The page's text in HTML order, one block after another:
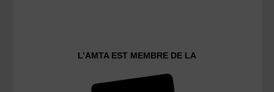
L’AMTA EST MEMBRE DE LA